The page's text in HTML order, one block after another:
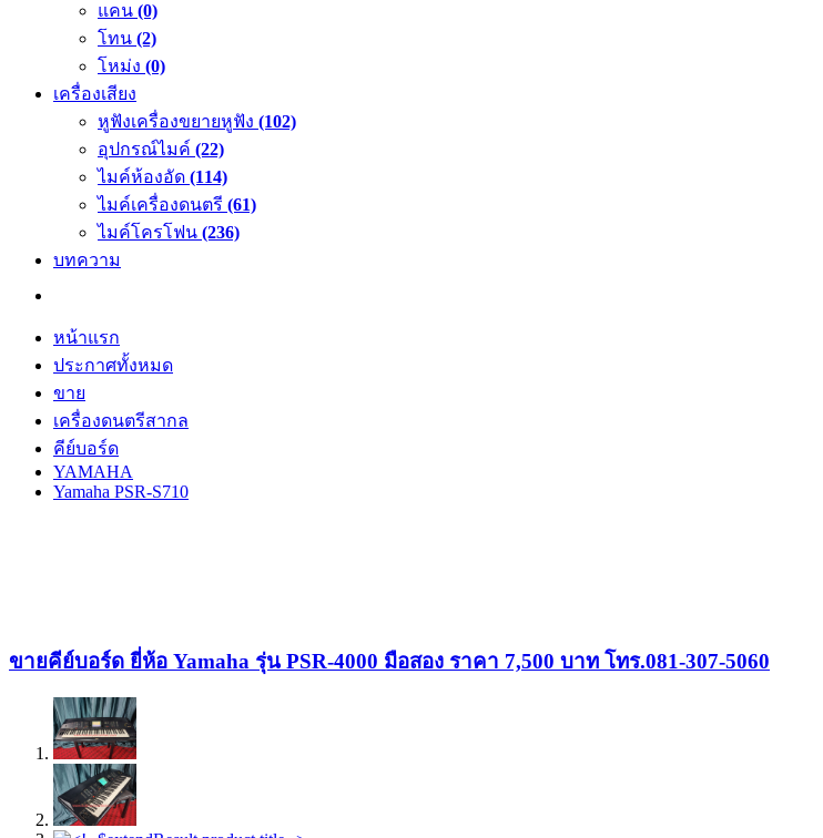
แคน (0)
โทน (2)
โหม่ง (0)
เครื่องเสียง
หูฟังเครื่องขยายหูฟัง (102)
อุปกรณ์ไมค์ (22)
ไมค์ห้องอัด (114)
ไมค์เครื่องดนตรี (61)
ไมค์โครโฟน (236)
บทความ
หน้าแรก
ประกาศทั้งหมด
ขาย
เครื่องดนตรีสากล
คีย์บอร์ด
YAMAHA
Yamaha PSR-S710
ขายคีย์บอร์ด ยี่ห้อ Yamaha รุ่น PSR-4000 มือสอง ราคา 7,500 บาท โทร.081-307-5060